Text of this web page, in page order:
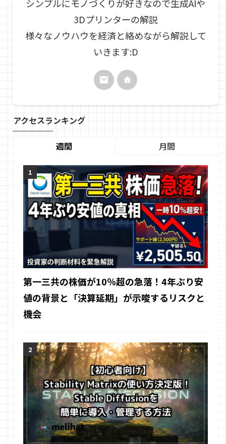
シンプルにモノづくりが好きなので生成AIや
3Dプリンターの解説
様々なノウハウを経済と絡めながら解説して
いきます:D
アクセスランキング
週間 月間
第一三共の株価が10％超の急落！4年ぶり安
値の背景と「決算延期」が示唆するリスクと
機会